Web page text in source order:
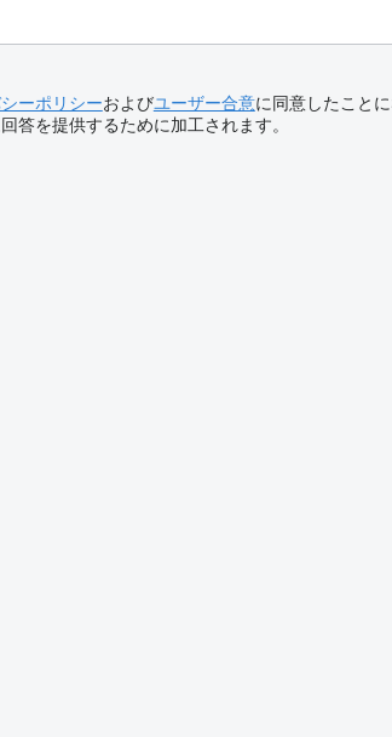
ーポリシーおよびユーザー合意に同意したことに
答を提供するために加工されます。